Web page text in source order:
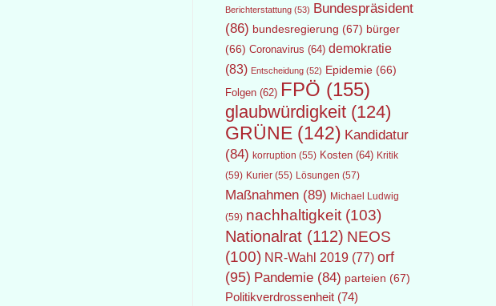
Berichterstattung(53) Bundespräsident
(86) bundesregierung (67) bürger
(66) Coronavirus (64) demokratie
(83) Entscheidung(52) Epidemie(66)
Folgen(62) FPÖ (155)
glaubwürdigkeit(124)
GRÜNE(142) Kandidatur
(84) korruption (55) Kosten(64) Kritik
(59) Kurier(55) Lösungen (57)
Maßnahmen(89) Michael Ludwig
(59) nachhaltigkeit(103)
Nationalrat(112) NEOS
(100) NR-Wahl 2019(77) orf
(95) Pandemie(84) parteien (67)
Politikverdrossenheit(74)